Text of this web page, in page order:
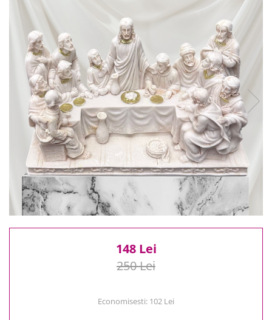
Bijuterii Femei
Bijuterii Copii
Bijuterii Mirese
Selectii
Reduceri
Cele mai noi
Cele mai vandute
Cele mai votate
Cu video
0 Lei - 100 Lei
100 Lei - 200 Lei
200 Lei - 300 Lei
300 Lei - 500 Lei
148 Lei
250 Lei
Economisesti: 102 Lei